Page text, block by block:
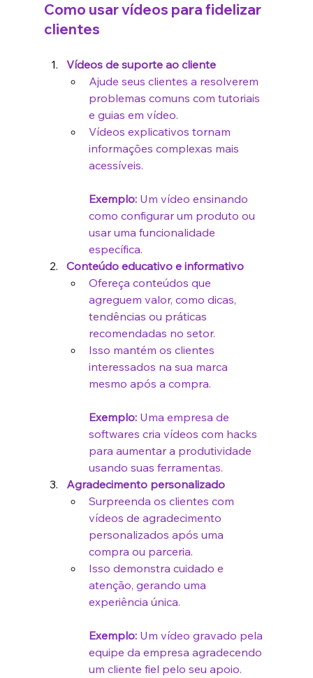
Como usar vídeos para fidelizar
clientes
Vídeos de suporte ao cliente
Ajude seus clientes a resolverem
problemas comuns com tutoriais
e guias em vídeo.
Vídeos explicativos tornam
informações complexas mais
acessíveis.
Exemplo: Um vídeo ensinando
como configurar um produto ou
usar uma funcionalidade
específica.
Conteúdo educativo e informativo
Ofereça conteúdos que
agreguem valor, como dicas,
tendências ou práticas
recomendadas no setor.
Isso mantém os clientes
interessados na sua marca
mesmo após a compra.
Exemplo: Uma empresa de
softwares cria vídeos com hacks
para aumentar a produtividade
usando suas ferramentas.
Agradecimento personalizado
Surpreenda os clientes com
vídeos de agradecimento
personalizados após uma
compra ou parceria.
Isso demonstra cuidado e
atenção, gerando uma
experiência única.
Exemplo: Um vídeo gravado pela
equipe da empresa agradecendo
um cliente fiel pelo seu apoio.